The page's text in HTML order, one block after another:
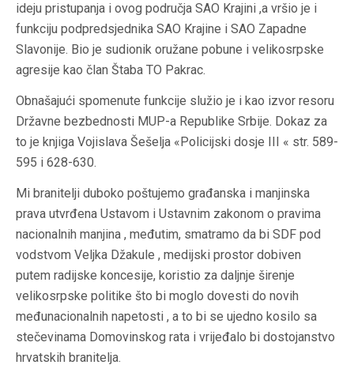
ideju pristupanja i ovog područja SAO Krajini ,a vršio je i
funkciju podpredsjednika SAO Krajine i SAO Zapadne
Slavonije. Bio je sudionik oružane pobune i velikosrpske
agresije kao član Štaba TO Pakrac.
Obnašajući spomenute funkcije služio je i kao izvor resoru
Državne bezbednosti MUP-a Republike Srbije. Dokaz za
to je knjiga Vojislava Šešelja «Policijski dosje III « str. 589-
595 i 628-630.
Mi branitelji duboko poštujemo građanska i manjinska
prava utvrđena Ustavom i Ustavnim zakonom o pravima
nacionalnih manjina , međutim, smatramo da bi SDF pod
vodstvom Veljka Džakule , medijski prostor dobiven
putem radijske koncesije, koristio za daljnje širenje
velikosrpske politike što bi moglo dovesti do novih
međunacionalnih napetosti , a to bi se ujedno kosilo sa
stečevinama Domovinskog rata i vrijeđalo bi dostojanstvo
hrvatskih branitelja.